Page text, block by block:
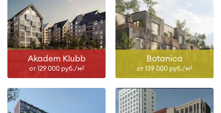
Akadem Klubb
от 129 000 руб./м2
Botanica
от 139 000 руб./м2